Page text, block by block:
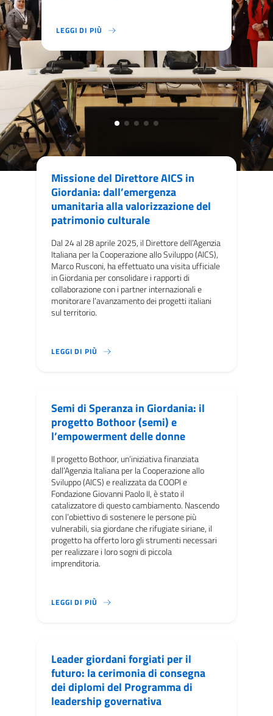
LEGGI DI PIÙ
LO STUDY TOUR HA RAPPRESENTATO UN’OPPORTUNITÀ
AICS AMMAN RINNOVA IL PROPRIO IMPEGNO A
forte
L’AGENZIA ITALIANA PER LA COOPERAZIONE ALLO
un accordo da 990.000
euro
LEGGI DI PIÙ
AMMAN, GIORDANIA – 4 DICEMBRE 2023 – IN
LEGGI DI PIÙ
JERASH (GERASA), GIORDANIA, 1° NOVEMBRE 2023 –
Missione del Direttore AICS in
Giordania: dall’emergenza
umanitaria alla valorizzazione del
patrimonio culturale
Dal 24 al 28 aprile 2025, il Direttore dell’Agenzia
Italiana per la Cooperazione allo Sviluppo (AICS),
Marco Rusconi, ha effettuato una visita ufficiale
in Giordania per consolidare i rapporti di
collaborazione con i partner internazionali e
monitorare l’avanzamento dei progetti italiani
sul territorio.
LEGGI DI PIÙ DAL 24 AL 28 APRILE 2025, IL DIRETTORE
Semi di Speranza in Giordania: il
progetto Bothoor (semi) e
l’empowerment delle donne
Il progetto Bothoor, un’iniziativa finanziata
dall’Agenzia Italiana per la Cooperazione allo
Sviluppo (AICS) e realizzata da COOPI e
Fondazione Giovanni Paolo II, è stato il
catalizzatore di questo cambiamento. Nascendo
con l’obiettivo di sostenere le persone più
vulnerabili, sia giordane che rifugiate siriane, il
progetto ha offerto loro gli strumenti necessari
per realizzare i loro sogni di piccola
imprenditoria.
LEGGI DI PIÙ IL PROGETTO BOTHOOR, UN’INIZIATIVA
Leader giordani forgiati per il
futuro: la cerimonia di consegna
dei diplomi del Programma di
leadership governativa